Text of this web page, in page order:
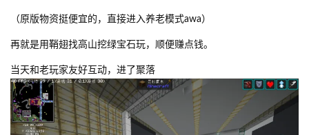
（原版物资挺便宜的，直接进入养老模式awa）
再就是用鞘翅找高山挖绿宝石玩，顺便赚点钱。
当天和老玩家友好互动，进了聚落